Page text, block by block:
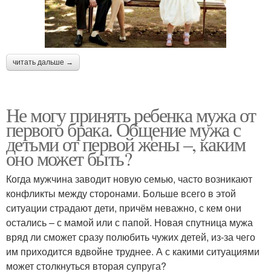
читать дальше →
Не могу принять ребенка мужа от
первого брака. Общение мужа с
детьми от первой жены –, каким
оно может быть?
Когда мужчина заводит новую семью, часто возникают
конфликты между сторонами. Больше всего в этой
ситуации страдают дети, причём неважно, с кем они
остались – с мамой или с папой. Новая спутница мужа
вряд ли сможет сразу полюбить чужих детей, из-за чего
им приходится вдвойне труднее. А с какими ситуациями
может столкнуться вторая супруга?